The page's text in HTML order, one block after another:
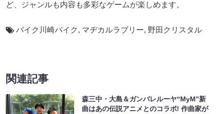
ど、ジャンルも内容も多彩なゲームが楽しめます。
バイク川崎バイク , マヂカルラブリー, 野田クリスタル
関連記事
森三中・大島＆ガンバレルーヤ“MyM”新
曲はあの伝説アニメとのコラボ! 作曲家が